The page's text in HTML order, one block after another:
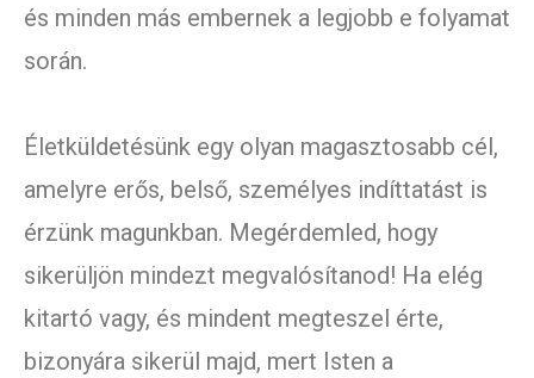
és minden más embernek a legjobb e folyamat
során.
Életküldetésünk egy olyan magasztosabb cél,
amelyre erős, belső, személyes indíttatást is
érzünk magunkban. Megérdemled, hogy
sikerüljön mindezt megvalósítanod! Ha elég
kitartó vagy, és mindent megteszel érte,
bizonyára sikerül majd, mert Isten a